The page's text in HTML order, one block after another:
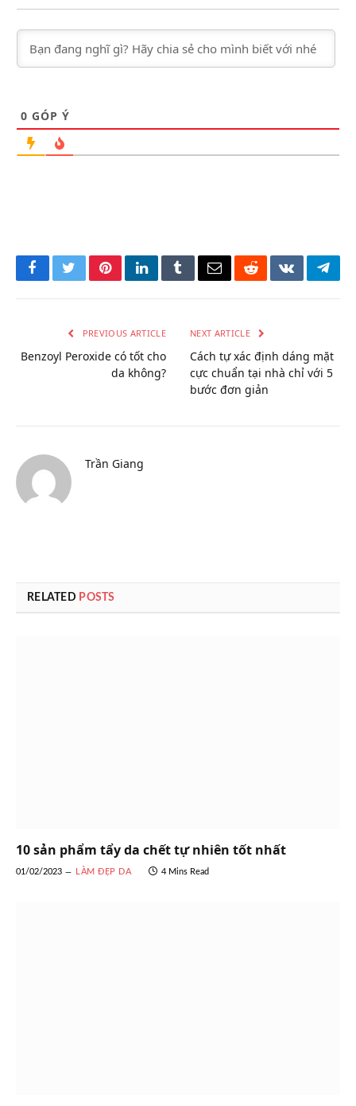
0 GÓP Ý
FacebookTwitterPinterestLinkedInTumblrEmailRedditVKontakte
PREVIOUS ARTICLE
Benzoyl Peroxide có tốt cho
da không?
NEXT ARTICLE
Cách tự xác định dáng mặt
cực chuẩn tại nhà chỉ với 5
bước đơn giản
Trần Giang
RELATED POSTS
10 sản phẩm tẩy da chết tự nhiên tốt nhất
01/02/2023 LÀM ĐẸP DA 4 Mins Read